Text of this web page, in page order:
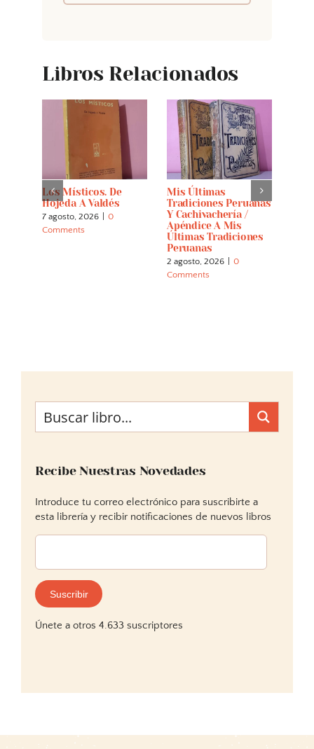
Libros Relacionados
Los Místicos. De
Hojeda A Valdés
7 agosto, 2026
0
Comments
Mis Últimas
Tradiciones Peruanas
Y Cachivachería /
Apéndice A Mis
Últimas Tradiciones
Peruanas
2 agosto, 2026
0
Comments
Recibe Nuestras Novedades
Introduce tu correo electrónico para suscribirte a
esta librería y recibir notificaciones de nuevos libros
Dirección
correo
electrónico:
Suscribir
Únete a otros 4.633 suscriptores